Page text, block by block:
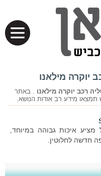
יוקרה מילאנו
רכב יוקרה מילאנו . באתר
מידע רב אודות הנושא.
איכות גבוהה במיוחד,
חדשה לחלוטין.